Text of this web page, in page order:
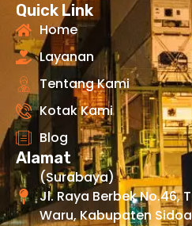
Quick Link
Home
Layanan
Tentang Kami
Kotak Kami
Blog
Alamat
(Surabaya)
Jl. Raya Berbek No.46,
Waru, Kabupaten